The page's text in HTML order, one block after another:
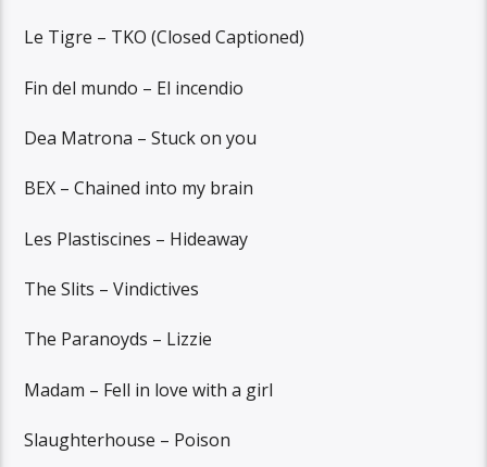
Le Tigre – TKO (Closed Captioned)
Fin del mundo – El incendio
Dea Matrona – Stuck on you
BEX – Chained into my brain
Les Plastiscines – Hideaway
The Slits – Vindictives
The Paranoyds – Lizzie
Madam – Fell in love with a girl
Slaughterhouse – Poison